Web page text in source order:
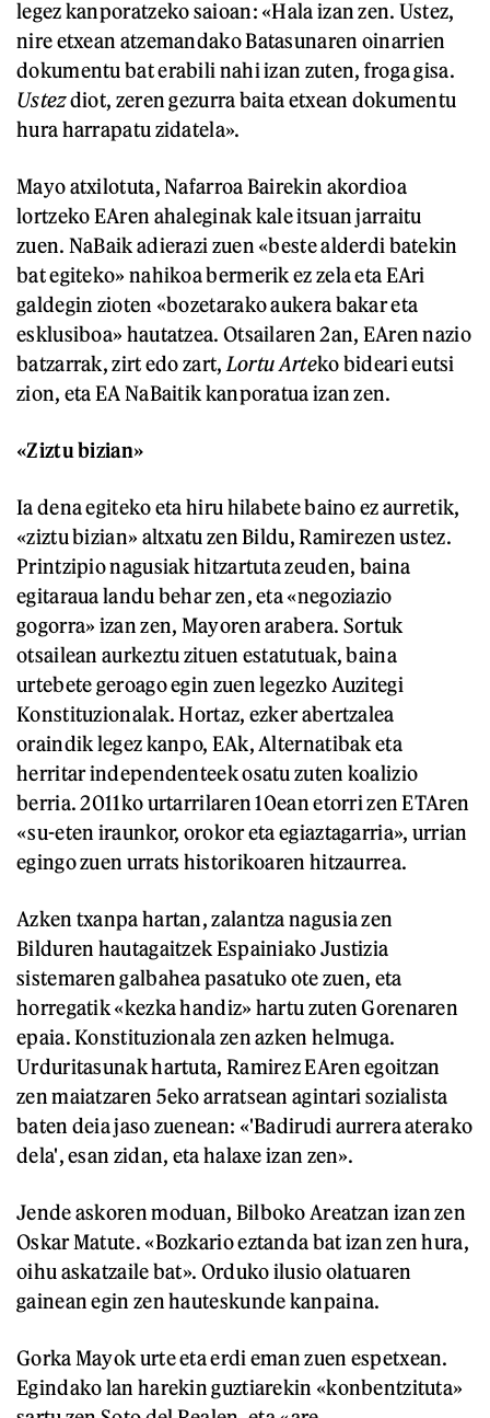
legez kanporatzeko saioan: «Hala izan zen. Ustez,
nire etxean atzemandako Batasunaren oinarrien
dokumentu bat erabili nahi izan zuten, froga gisa.
Ustezdiot, zeren gezurra baita etxean dokumentu
hura harrapatu zidatela».
Mayo atxilotuta, Nafarroa Bairekin akordioa
lortzeko EAren ahaleginak kale itsuan jarraitu
zuen. NaBaik adierazi zuen «beste alderdi batekin
bat egiteko» nahikoa bermerik ez zela eta EAri
galdegin zioten «bozetarako aukera bakar eta
esklusiboa» hautatzea. Otsailaren 2an, EAren nazio
batzarrak, zirt edo zart, Lortu Arteko bideari eutsi
zion, eta EA NaBaitik kanporatua izan zen.
«Ziztu bizian»
Ia dena egiteko eta hiru hilabete baino ez aurretik,
«ziztu bizian» altxatu zen Bildu, Ramirezen ustez.
Printzipio nagusiak hitzartuta zeuden, baina
egitaraua landu behar zen, eta «negoziazio
gogorra» izan zen, Mayoren arabera. Sortuk
otsailean aurkeztu zituen estatutuak, baina
urtebete geroago egin zuen legezko Auzitegi
Konstituzionalak. Hortaz, ezker abertzalea
oraindik legez kanpo, EAk, Alternatibak eta
herritar independenteek osatu zuten koalizio
berria. 2011ko urtarrilaren 10ean etorri zen ETAren
«su-eten iraunkor, orokor eta egiaztagarria», urrian
egingo zuen urrats historikoaren hitzaurrea.
Azken txanpa hartan, zalantza nagusia zen
Bilduren hautagaitzek Espainiako Justizia
sistemaren galbahea pasatuko ote zuen, eta
horregatik «kezka handiz» hartu zuten Gorenaren
epaia. Konstituzionala zen azken helmuga.
Urduritasunak hartuta, Ramirez EAren egoitzan
zen maiatzaren 5eko arratsean agintari sozialista
baten deia jaso zuenean: «'Badirudi aurrera aterako
dela', esan zidan, eta halaxe izan zen».
Jende askoren moduan, Bilboko Areatzan izan zen
Oskar Matute. «Bozkario eztanda bat izan zen hura,
oihu askatzaile bat». Orduko ilusio olatuaren
gainean egin zen hauteskunde kanpaina.
Gorka Mayok urte eta erdi eman zuen espetxean.
Egindako lan harekin guztiarekin «konbentzituta»